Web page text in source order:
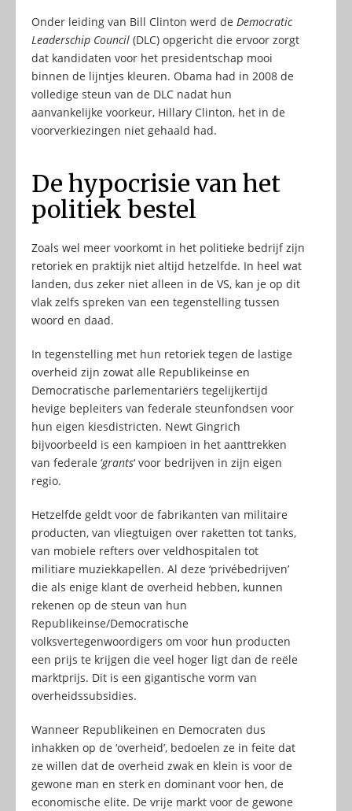
Onder leiding van Bill Clinton werd de Democratic
Leaderschip Council (DLC) opgericht die ervoor zorgt
dat kandidaten voor het presidentschap mooi
binnen de lijntjes kleuren. Obama had in 2008 de
volledige steun van de DLC nadat hun
aanvankelijke voorkeur, Hillary Clinton, het in de
voorverkiezingen niet gehaald had.
De hypocrisie van het
politiek bestel
Zoals wel meer voorkomt in het politieke bedrijf zijn
retoriek en praktijk niet altijd hetzelfde. In heel wat
landen, dus zeker niet alleen in de VS, kan je op dit
vlak zelfs spreken van een tegenstelling tussen
woord en daad.
In tegenstelling met hun retoriek tegen de lastige
overheid zijn zowat alle Republikeinse en
Democratische parlementariërs tegelijkertijd
hevige bepleiters van federale steunfondsen voor
hun eigen kiesdistricten. Newt Gingrich
bijvoorbeeld is een kampioen in het aanttrekken
van federale ‘grants‘ voor bedrijven in zijn eigen
regio.
Hetzelfde geldt voor de fabrikanten van militaire
producten, van vliegtuigen over raketten tot tanks,
van mobiele refters over veldhospitalen tot
militiare muziekkapellen. Al deze ‘privébedrijven’
die als enige klant de overheid hebben, kunnen
rekenen op de steun van hun
Republikeinse/Democratische
volksvertegenwoordigers om voor hun producten
een prijs te krijgen die veel hoger ligt dan de reële
marktprijs. Dit is een gigantische vorm van
overheidssubsidies.
Wanneer Republikeinen en Democraten dus
inhakken op de ‘overheid’, bedoelen ze in feite dat
ze willen dat de overheid zwak en klein is voor de
gewone man en sterk en dominant voor hen, de
economische elite. De vrije markt voor de gewone